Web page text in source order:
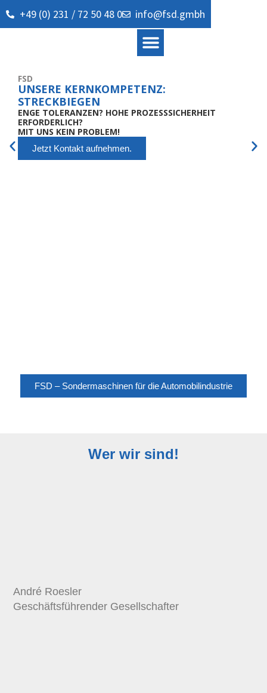
+49 (0) 231 / 72 50 48 0 info@fsd.gmbh
FSD
UNSERE KERNKOMPETENZ:
STRECKBIEGEN
ENGE TOLERANZEN? HOHE PROZESSSICHERHEIT
ERFORDERLICH?
MIT UNS KEIN PROBLEM!
Jetzt Kontakt aufnehmen.
FSD – Sondermaschinen für die Automobilindustrie
Wer wir sind!
André Roesler
Geschäftsführender Gesellschafter